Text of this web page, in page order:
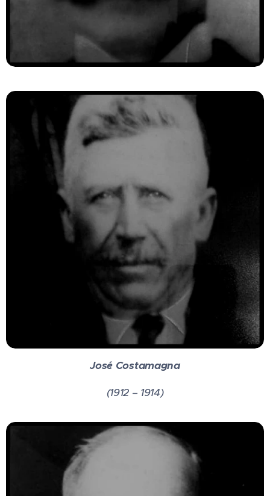
José Costamagna
(1912 – 1914)